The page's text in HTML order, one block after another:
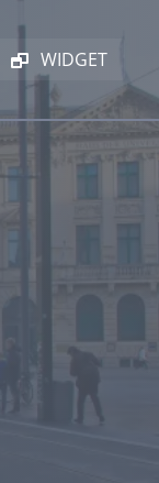
WIDGET